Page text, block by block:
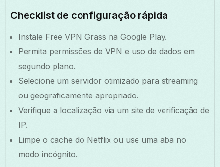
Checklist de configuração rápida
Instale Free VPN Grass na Google Play.
Permita permissões de VPN e uso de dados em
segundo plano.
Selecione um servidor otimizado para streaming
ou geograficamente apropriado.
Verifique a localização via um site de verificação de
IP.
Limpe o cache do Netflix ou use uma aba no
modo incógnito.